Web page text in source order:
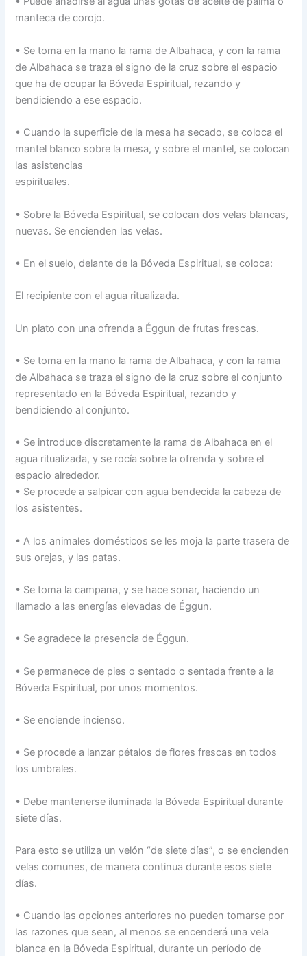
manteca de corojo.
• Se toma en la mano la rama de Albahaca, y con la rama
de Albahaca se traza el signo de la cruz sobre el espacio
que ha de ocupar la Bóveda Espiritual, rezando y
bendiciendo a ese espacio.
• Cuando la superficie de la mesa ha secado, se coloca el
mantel blanco sobre la mesa, y sobre el mantel, se colocan
las asistencias
espirituales.
• Sobre la Bóveda Espiritual, se colocan dos velas blancas,
nuevas. Se encienden las velas.
• En el suelo, delante de la Bóveda Espiritual, se coloca:
El recipiente con el agua ritualizada.
Un plato con una ofrenda a Éggun de frutas frescas.
• Se toma en la mano la rama de Albahaca, y con la rama
de Albahaca se traza el signo de la cruz sobre el conjunto
representado en la Bóveda Espiritual, rezando y
bendiciendo al conjunto.
• Se introduce discretamente la rama de Albahaca en el
agua ritualizada, y se rocía sobre la ofrenda y sobre el
espacio alrededor.
• Se procede a salpicar con agua bendecida la cabeza de
los asistentes.
• A los animales domésticos se les moja la parte trasera de
sus orejas, y las patas.
• Se toma la campana, y se hace sonar, haciendo un
llamado a las energías elevadas de Éggun.
• Se agradece la presencia de Éggun.
• Se permanece de pies o sentado o sentada frente a la
Bóveda Espiritual, por unos momentos.
• Se enciende incienso.
• Se procede a lanzar pétalos de flores frescas en todos
los umbrales.
• Debe mantenerse iluminada la Bóveda Espiritual durante
siete días.
Para esto se utiliza un velón “de siete días”, o se encienden
velas comunes, de manera continua durante esos siete
días.
• Cuando las opciones anteriores no pueden tomarse por
las razones que sean, al menos se encenderá una vela
blanca en la Bóveda Espiritual, durante un período de